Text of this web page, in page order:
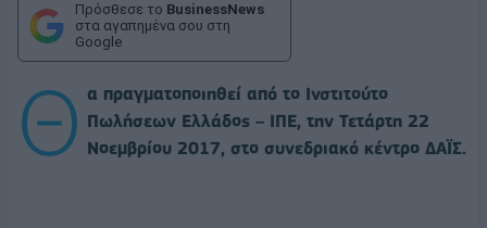
Πρόσθεσε το BusinessNews
στα αγαπημένα σου στη
Google
Θ α πραγματοποιηθεί από το Ινστιτούτο
Πωλήσεων Ελλάδος – ΙΠΕ, την Τετάρτη 22
Νοεμβρίου 2017, στο συνεδριακό κέντρο ΔΑΪΣ.